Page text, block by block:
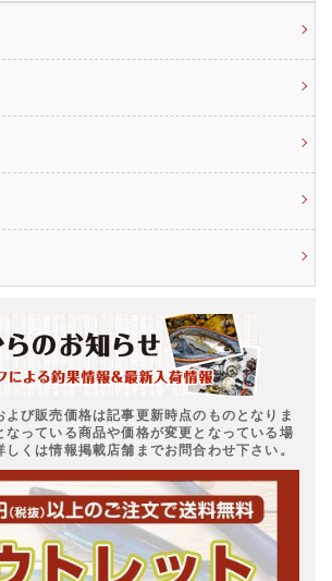
び販売価格は記事更新時点のものとなりま
なっている商品や価格が変更となっている場
くは情報掲載店舗までお問合わせ下さい。